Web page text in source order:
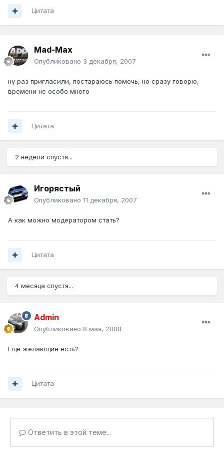
Цитата
Mad-Max
Опубликовано 3 декабря, 2007
ну раз пригласили, постараюсь помочь, но сразу говорю,
времени не особо много
Цитата
2 недели спустя...
Игорястый
Опубликовано 11 декабря, 2007
А как можно модератором стать?
Цитата
4 месяца спустя...
Admin
Опубликовано 8 мая, 2008
Ещё желающие есть?
Цитата
Ответить в этой теме...